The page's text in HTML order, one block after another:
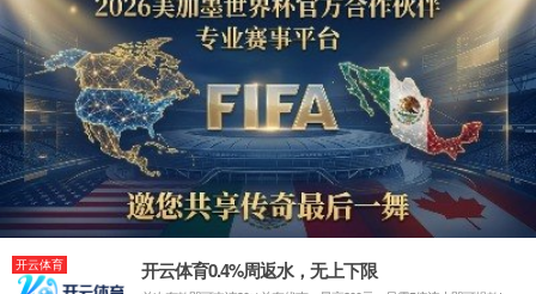
0秒后，返回首页